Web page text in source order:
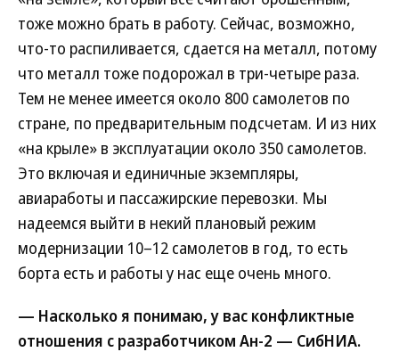
тоже можно брать в работу. Сейчас, возможно,
что-то распиливается, сдается на металл, потому
что металл тоже подорожал в три-четыре раза.
Тем не менее имеется около 800 самолетов по
стране, по предварительным подсчетам. И из них
«на крыле» в эксплуатации около 350 самолетов.
Это включая и единичные экземпляры,
авиаработы и пассажирские перевозки. Мы
надеемся выйти в некий плановый режим
модернизации 10–12 самолетов в год, то есть
борта есть и работы у нас еще очень много.
— Насколько я понимаю, у вас конфликтные
отношения с разработчиком Ан-2 — СибНИА.